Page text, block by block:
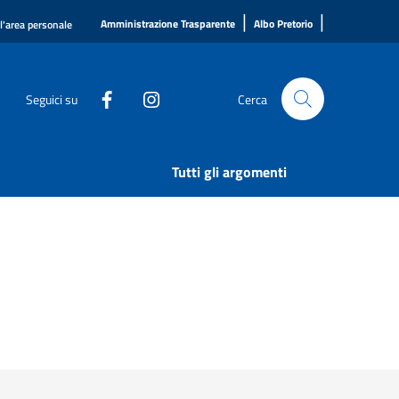
personale Amministrazione Trasparente | Albo Pretorio |
Seguici su Cerca
Tutti gli argomenti